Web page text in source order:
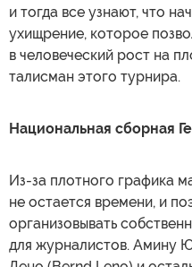
и тогда все узнают, что
ухищрение, которое
в человеческий рост на
талисман этого турнира.
Национальная сборная
Из-за плотного графика
не остается времени, и
организовывать
для журналистов. Амину